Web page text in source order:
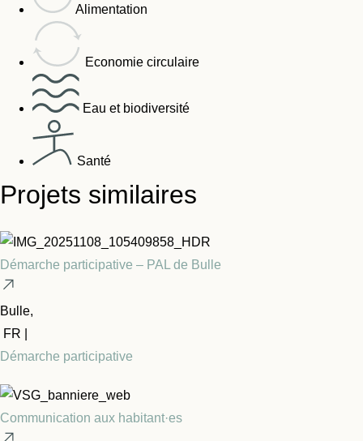
Alimentation
Economie circulaire
Eau et biodiversité
Santé
Projets similaires
Démarche participative – PAL de Bulle
Bulle,
FR |
Démarche participative
Communication aux habitant·es